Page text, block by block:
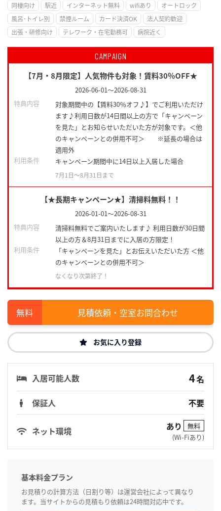
同棲向け 駅近 インターネット無料 wifiあり
オートロック
風呂･トイレ別
禁煙ルーム カード決済OK
法人契約歓迎
出張・研修向け
テレワーク・在宅勤務可 病院近く
CAMPAIGN
【7月・8月限定】人気物件も対象！賃料30％OFF★
2026-06-01～2026-08-31
特典内容
対象期間中の【賃料30％オフ♪】でご利用いただけ
ます♪利用日数が14日間以上の方で「キャンペーン
を見た」とお知らせいただいた方が対象です。＜他
のキャンペーンとの併用不可＞ ※延長の場合は
適用外
利用条件
キャンペーン期間中に14日以上入居した場合
7月1日〜8月31日まで
【★長期キャンペーン★】清掃料無料！！
2026-01-01～2026-08-31
特典内容
清掃料無料でご案内いたします♪ 利用日数が30日間
以上の方＆8月31日までに入居の方限定！
利用条件
「キャンペーンを見た」とお伝えいただいた方 ＜他
のキャンペーンとの併用不可＞
なくなり次第終了！
見積依頼・空室お問合わせ
お気に入り登録
入居可能人数 4名
保証人
不要
ネット環境 あり
無料
(Wi-Fiあり)
基本料金プラン
お見積りの計算方法（日割り等）は運営会社によって異なり
ます。当サイトからの見積もり依頼は24時間対応中です。